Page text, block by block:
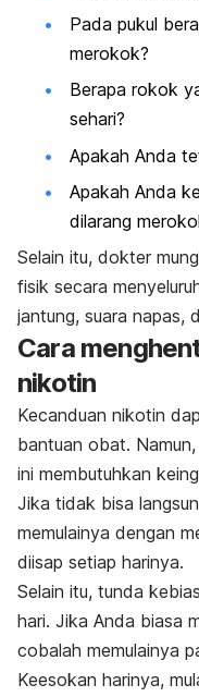
Pada pukul
merokok?
Berapa rokok
sehari?
Apakah Anda
Apakah Anda
dilarang
Selain itu, dokter
fisik secara
jantung, suara napas,
Cara
nikotin
Kecanduan nikotin
bantuan obat.
ini membutuhkan
Jika tidak bisa
memulainya dengan
diisap setiap harinya.
Selain itu, tunda
hari. Jika Anda biasa
cobalah memulainya
Keesokan harinya,